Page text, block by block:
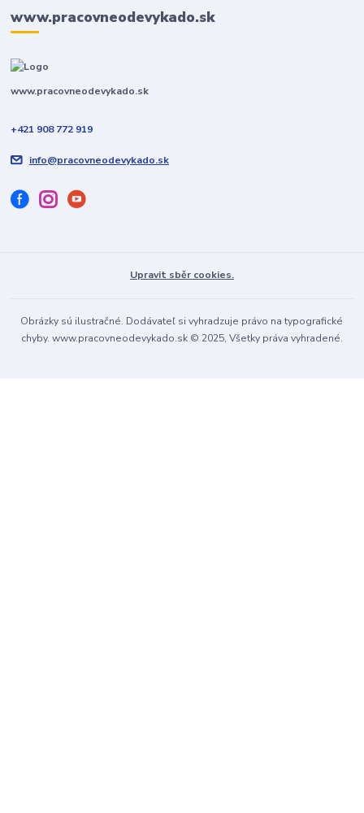
www.pracovneodevykado.sk
www.pracovneodevykado.sk
+421 908 772 919
info@pracovneodevykado.sk
Upravit sběr cookies.
Obrázky sú ilustračné. Dodávateľ si vyhradzuje právo na typografické
chyby. www.pracovneodevykado.sk © 2025, Všetky práva vyhradené.